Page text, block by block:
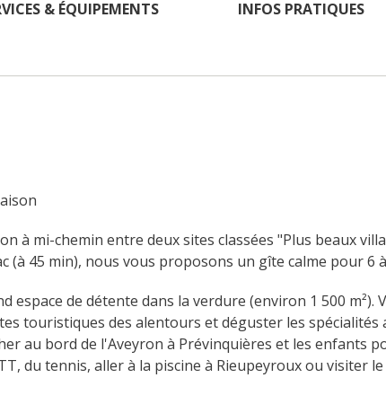
& ÉQUIPEMENTS INFOS PRATIQUES
à mi-chemin entre deux sites classées "Plus beaux
(à 45 min), nous vous proposons un gîte calme pour 6
espace de détente dans la verdure (environ 1 500 m²).
touristiques des alentours et déguster les spécialités
au bord de l'Aveyron à Prévinquières et les enfants
du tennis, aller à la piscine à Rieupeyroux ou visiter